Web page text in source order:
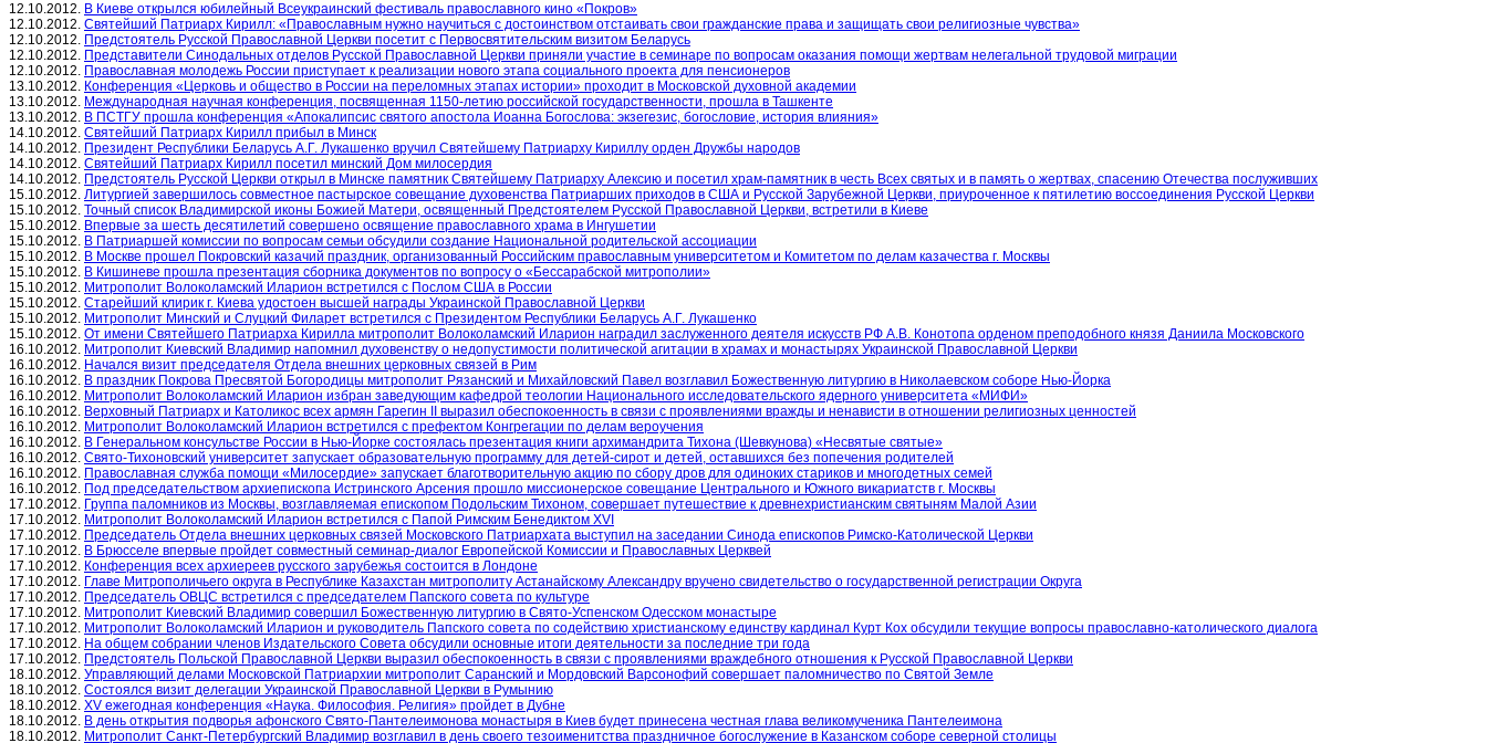
12.10.2012. В Киеве открылся юбилейный Всеукраинский фестиваль православного кино «Покров»
12.10.2012. Святейший Патриарх Кирилл: «Православным нужно научиться с достоинством отстаивать свои гражданские права и защищать свои религиозные чувства»
12.10.2012. Предстоятель Русской Православной Церкви посетит с Первосвятительским визитом Беларусь
12.10.2012. Представители Синодальных отделов Русской Православной Церкви приняли участие в семинаре по вопросам оказания помощи жертвам нелегальной трудовой миграции
12.10.2012. Православная молодежь России приступает к реализации нового этапа социального проекта для пенсионеров
13.10.2012. Конференция «Церковь и общество в России на переломных этапах истории» проходит в Московской духовной академии
13.10.2012. Международная научная конференция, посвященная 1150-летию российской государственности, прошла в Ташкенте
13.10.2012. В ПСТГУ прошла конференция «Апокалипсис святого апостола Иоанна Богослова: экзегезис, богословие, история влияния»
14.10.2012. Святейший Патриарх Кирилл прибыл в Минск
14.10.2012. Президент Республики Беларусь А.Г. Лукашенко вручил Святейшему Патриарху Кириллу орден Дружбы народов
14.10.2012. Святейший Патриарх Кирилл посетил минский Дом милосердия
14.10.2012. Предстоятель Русской Церкви открыл в Минске памятник Святейшему Патриарху Алексию и посетил храм-памятник в честь Всех святых и в память о жертвах, спасению Отечества послуживших
15.10.2012. Литургией завершилось совместное пастырское совещание духовенства Патриарших приходов в США и Русской Зарубежной Церкви, приуроченное к пятилетию воссоединения Русской Церкви
15.10.2012. Точный список Владимирской иконы Божией Матери, освященный Предстоятелем Русской Православной Церкви, встретили в Киеве
15.10.2012. Впервые за шесть десятилетий совершено освящение православного храма в Ингушетии
15.10.2012. В Патриаршей комиссии по вопросам семьи обсудили создание Национальной родительской ассоциации
15.10.2012. В Москве прошел Покровский казачий праздник, организованный Российским православным университетом и Комитетом по делам казачества г. Москвы
15.10.2012. В Кишиневе прошла презентация сборника документов по вопросу о «Бессарабской митрополии»
15.10.2012. Митрополит Волоколамский Иларион встретился с Послом США в России
15.10.2012. Старейший клирик г. Киева удостоен высшей награды Украинской Православной Церкви
15.10.2012. Митрополит Минский и Слуцкий Филарет встретился с Президентом Республики Беларусь А.Г. Лукашенко
15.10.2012. От имени Святейшего Патриарха Кирилла митрополит Волоколамский Иларион наградил заслуженного деятеля искусств РФ А.В. Конотопа орденом преподобного князя Даниила Московского
16.10.2012. Митрополит Киевский Владимир напомнил духовенству о недопустимости политической агитации в храмах и монастырях Украинской Православной Церкви
16.10.2012. Начался визит председателя Отдела внешних церковных связей в Рим
16.10.2012. В праздник Покрова Пресвятой Богородицы митрополит Рязанский и Михайловский Павел возглавил Божественную литургию в Николаевском соборе Нью-Йорка
16.10.2012. Митрополит Волоколамский Иларион избран заведующим кафедрой теологии Национального исследовательского ядерного университета «МИФИ»
16.10.2012. Верховный Патриарх и Католикос всех армян Гарегин II выразил обеспокоенность в связи с проявлениями вражды и ненависти в отношении религиозных ценностей
16.10.2012. Митрополит Волоколамский Иларион встретился с префектом Конгрегации по делам вероучения
16.10.2012. В Генеральном консульстве России в Нью-Йорке состоялась презентация книги архимандрита Тихона (Шевкунова) «Несвятые святые»
16.10.2012. Свято-Тихоновский университет запускает образовательную программу для детей-сирот и детей, оставшихся без попечения родителей
16.10.2012. Православная служба помощи «Милосердие» запускает благотворительную акцию по сбору дров для одиноких стариков и многодетных семей
16.10.2012. Под председательством архиепископа Истринского Арсения прошло миссионерское совещание Центрального и Южного викариатств г. Москвы
17.10.2012. Группа паломников из Москвы, возглавляемая епископом Подольским Тихоном, совершает путешествие к древнехристианским святыням Малой Азии
17.10.2012. Митрополит Волоколамский Иларион встретился с Папой Римским Бенедиктом XVI
17.10.2012. Председатель Отдела внешних церковных связей Московского Патриархата выступил на заседании Синода епископов Римско-Католической Церкви
17.10.2012. В Брюсселе впервые пройдет совместный семинар-диалог Европейской Комиссии и Православных Церквей
17.10.2012. Конференция всех архиереев русского зарубежья состоится в Лондоне
17.10.2012. Главе Митрополичьего округа в Республике Казахстан митрополиту Астанайскому Александру вручено свидетельство о государственной регистрации Округа
17.10.2012. Председатель ОВЦС встретился с председателем Папского совета по культуре
17.10.2012. Митрополит Киевский Владимир совершил Божественную литургию в Свято-Успенском Одесском монастыре
17.10.2012. Митрополит Волоколамский Иларион и руководитель Папского совета по содействию христианскому единству кардинал Курт Кох обсудили текущие вопросы православно-католического диалога
17.10.2012. На общем собрании членов Издательского Совета обсудили основные итоги деятельности за последние три года
17.10.2012. Предстоятель Польской Православной Церкви выразил обеспокоенность в связи с проявлениями враждебного отношения к Русской Православной Церкви
18.10.2012. Управляющий делами Московской Патриархии митрополит Саранский и Мордовский Варсонофий совершает паломничество по Святой Земле
18.10.2012. Состоялся визит делегации Украинской Православной Церкви в Румынию
18.10.2012. XV ежегодная конференция «Наука. Философия. Религия» пройдет в Дубне
18.10.2012. В день открытия подворья афонского Свято-Пантелеимонова монастыря в Киев будет принесена честная глава великомученика Пантелеимона
18.10.2012. Митрополит Санкт-Петербургский Владимир возглавил в день своего тезоименитства праздничное богослужение в Казанском соборе северной столицы